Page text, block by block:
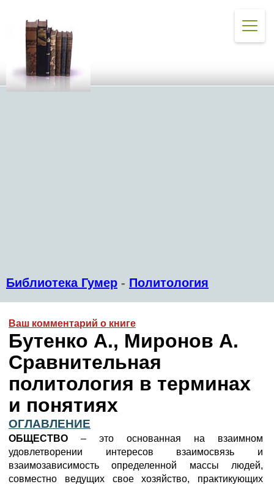
Библиотека Гумер - Политология
Ваш комментарий о книге
Бутенко А., Миронов А.
Сравнительная
политология в терминах
и понятиях
ОГЛАВЛЕНИЕ
ОБЩЕСТВО – это основанная на взаимном
удовлетворении интересов взаимосвязь и
взаимозависимость определенной массы людей,
совместно ведущих свое хозяйство, практикующих